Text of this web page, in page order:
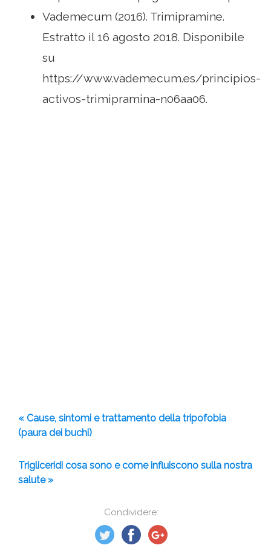
Condividere:
Vademecum (2016). Trimipramine.
Estratto il 16 agosto 2018. Disponibile
su
https://www.vademecum.es/principios-
activos-trimipramina-n06aa06.
« Cause, sintomi e trattamento della tripofobia
(paura dei buchi)
Trigliceridi cosa sono e come influiscono sulla nostra
salute »